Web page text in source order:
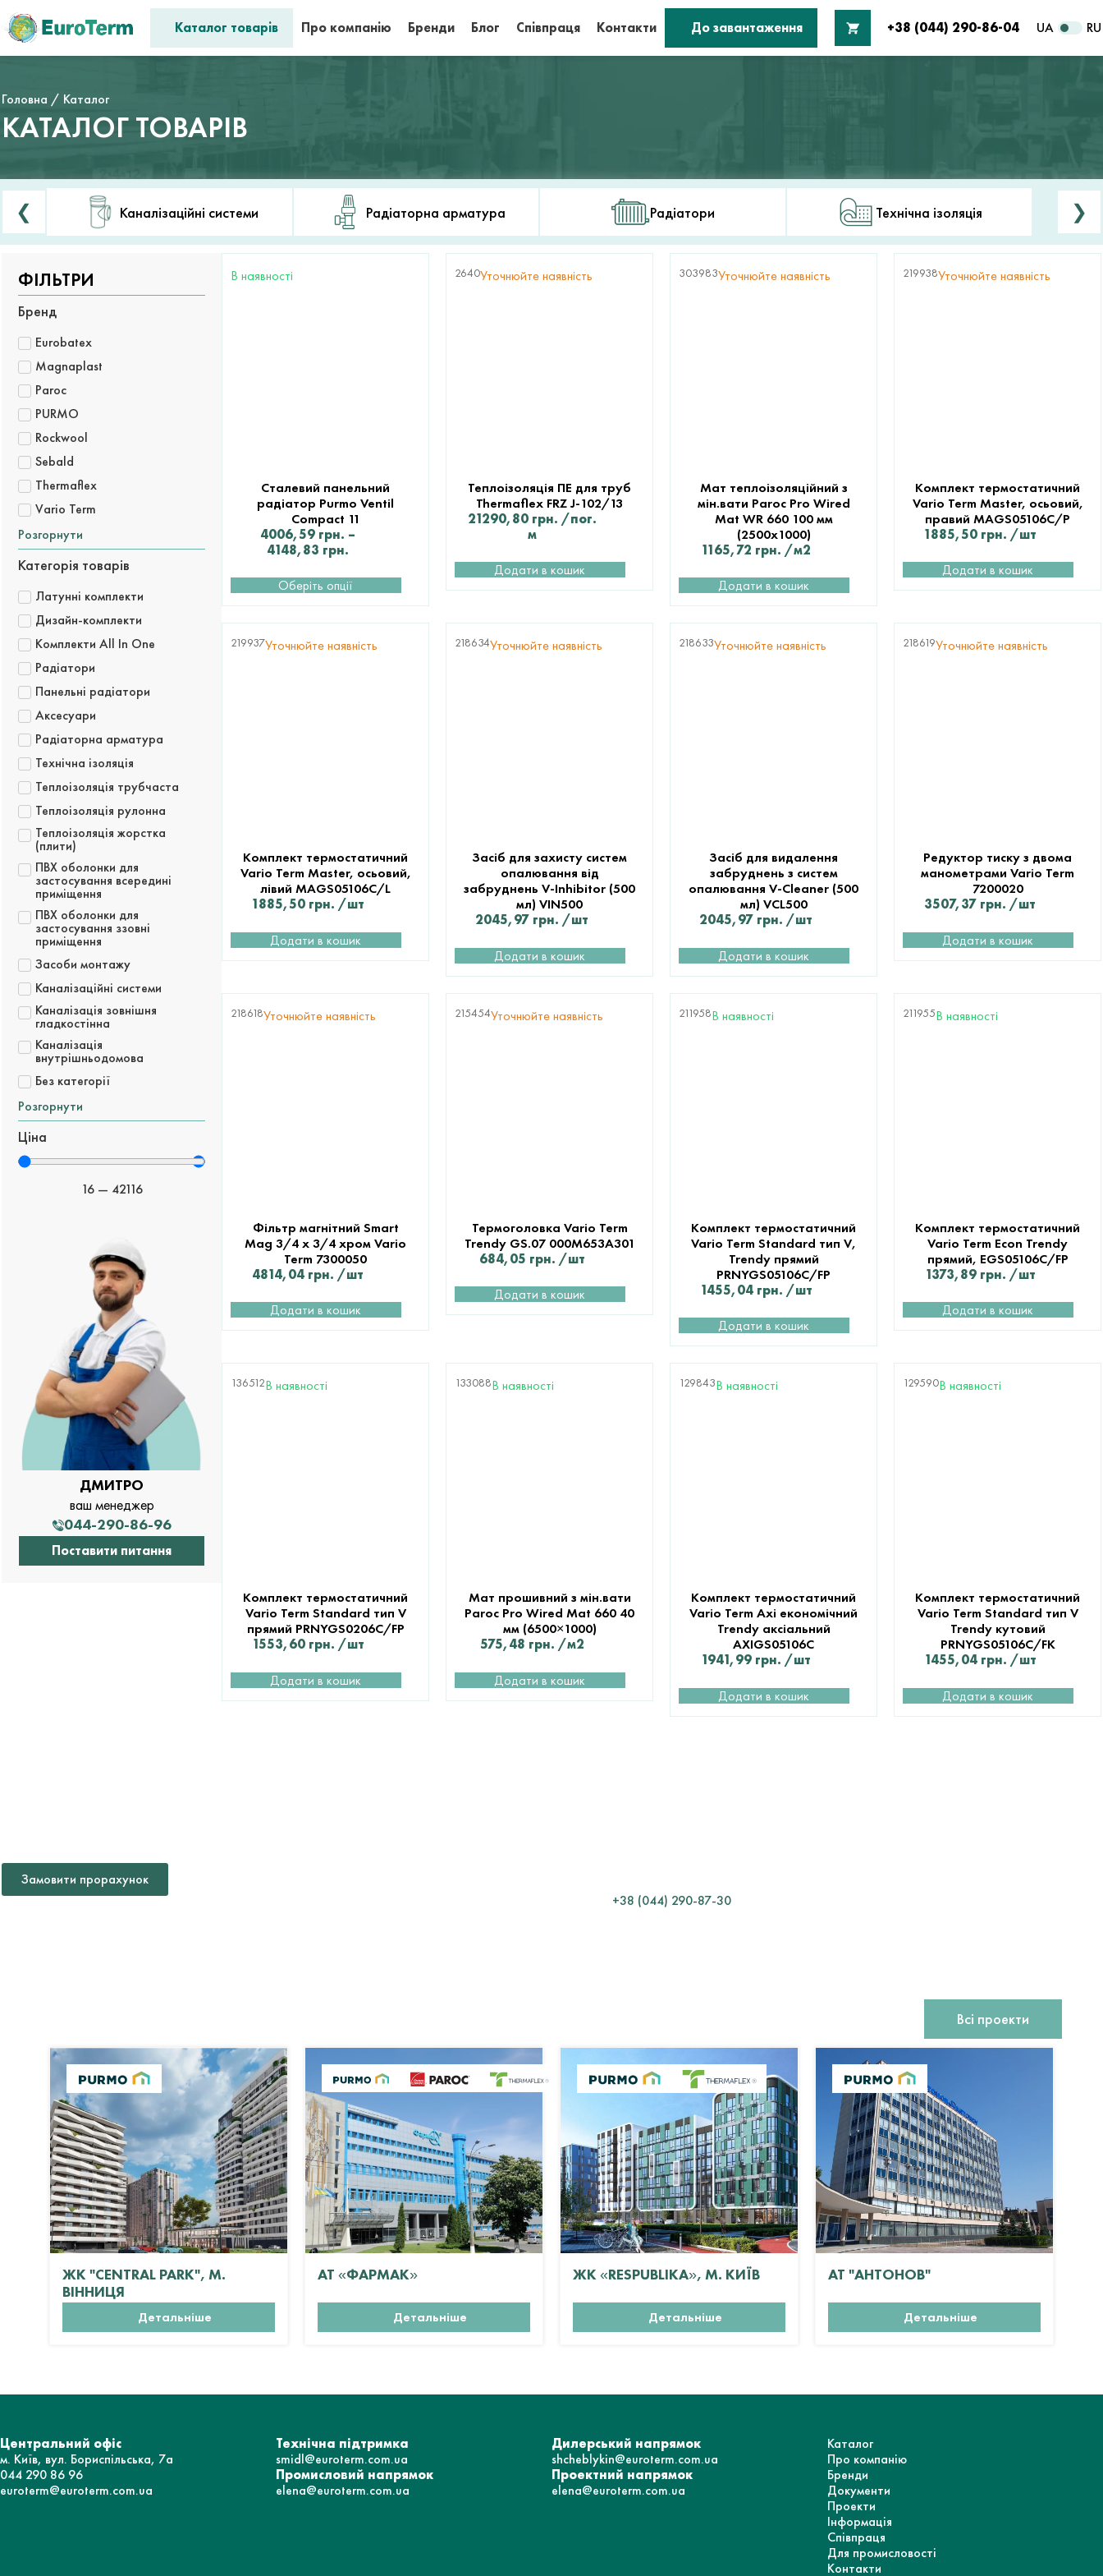
Каталог товарів Про компанію Бренди Блог Співпраця Контакти До завантаження +38 (044) 290-86-04 UA RU
Головна / Каталог
КАТАЛОГ ТОВАРІВ
❮ Каналізаційні системи Радіаторна арматура Радіатори Технічна ізоляція ❯
ФІЛЬТРИ
Бренд
Eurobatex
Magnaplast
Paroc
PURMO
Rockwool
Sebald
Thermaflex
Vario Term
Розгорнути
Категорія товарів
Латунні комплекти
Дизайн-комплекти
Комплекти All In One
Радіатори
Панельні радіатори
Аксесуари
Радіаторна арматура
Технічна ізоляція
Теплоізоляція трубчаста
Теплоізоляція рулонна
Теплоізоляція жорстка
(плити)
ПВХ оболонки для
застосування всередині
приміщення
ПВХ оболонки для
застосування ззовні
приміщення
Засоби монтажу
Каналізаційні системи
Каналізація зовнішня
гладкостінна
Каналізація
внутрішньодомова
Без категорії
Розгорнути
Ціна
16 — 42116
ДМИТРО
ваш менеджер
044-290-86-96
Поставити питання
В наявності
Сталевий панельний
радіатор Purmo Ventil
Compact 11
4006,59 грн. –
4148,83 грн.
Оберіть опції
2640Уточнюйте наявність
Теплоізоляція ПЕ для труб
Thermaflex FRZ J-102/13
21290,80 грн. /пог.
м
Додати в кошик
303983Уточнюйте наявність
Мат теплоізоляційний з
мін.вати Paroc Pro Wired
Mat WR 660 100 мм
(2500х1000)
1165,72 грн. /м2
Додати в кошик
219938Уточнюйте наявність
Комплект термостатичний
Vario Term Master, осьовий,
правий MAGS05106C/P
1885,50 грн. /шт
Додати в кошик
219937Уточнюйте наявність
Комплект термостатичний
Vario Term Master, осьовий,
лівий MAGS05106C/L
1885,50 грн. /шт
Додати в кошик
218634Уточнюйте наявність
Засіб для захисту систем
опалювання від
забруднень V-Inhibitor (500
мл) VIN500
2045,97 грн. /шт
Додати в кошик
218633Уточнюйте наявність
Засіб для видалення
забруднень з систем
опалювання V-Cleaner (500
мл) VCL500
2045,97 грн. /шт
Додати в кошик
218619Уточнюйте наявність
Редуктор тиску з двома
манометрами Vario Term
7200020
3507,37 грн. /шт
Додати в кошик
218618Уточнюйте наявність
Фільтр магнітний Smart
Mag 3/4 х 3/4 хром Vario
Term 7300050
4814,04 грн. /шт
Додати в кошик
215454Уточнюйте наявність
Термоголовка Vario Term
Trendy GS.07 000M653A301
684,05 грн. /шт
Додати в кошик
211958В наявності
Комплект термостатичний
Vario Term Standard тип V,
Trendy прямий
PRNYGS05106C/FP
1455,04 грн. /шт
Додати в кошик
211955В наявності
Комплект термостатичний
Vario Term Econ Trendy
прямий, EGS05106C/FP
1373,89 грн. /шт
Додати в кошик
136512В наявності
Комплект термостатичний
Vario Term Standard тип V
прямий PRNYGS0206C/FP
1553,60 грн. /шт
Додати в кошик
133088В наявності
Мат прошивний з мін.вати
Paroc Pro Wired Mat 660 40
мм (6500×1000)
575,48 грн. /м2
Додати в кошик
129843В наявності
Комплект термостатичний
Vario Term Axi економічний
Trendy аксіальний
AXIGS05106С
1941,99 грн. /шт
Додати в кошик
129590В наявності
Комплект термостатичний
Vario Term Standard тип V
Trendy кутовий
PRNYGS05106C/FK
1455,04 грн. /шт
Додати в кошик
Замовити прорахунок
+38 (044) 290-87-30
Всі проекти
ЖК "CENTRAL PARK", М.
ВІННИЦЯ
Детальніше
АТ «ФАРМАК»
Детальніше
ЖК «RESPUBLIKA», М. КИЇВ
Детальніше
АТ "АНТОНОВ"
Детальніше
Центральний офіс
м. Київ, вул. Бориспільська, 7а
044 290 86 96
euroterm@euroterm.com.ua
Технічна підтримка
smidl@euroterm.com.ua
Промисловий напрямок
elena@euroterm.com.ua
Дилерський напрямок
shcheblykin@euroterm.com.ua
Проектний напрямок
elena@euroterm.com.ua
Каталог
Про компанію
Бренди
Документи
Проекти
Інформація
Співпраця
Для промисловості
Контакти